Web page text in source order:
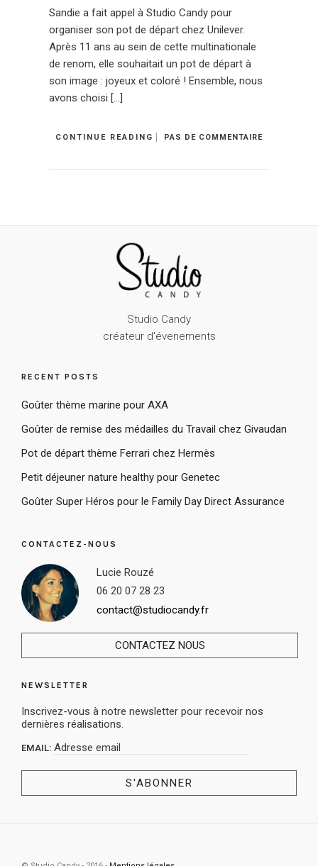
Sandie a fait appel à Studio Candy pour
organiser son pot de départ chez Unilever.
Après 11 ans au sein de cette multinationale
de renom, elle souhaitait un pot de départ à
son image : joyeux et coloré ! Ensemble, nous
avons choisi […]
CONTINUE READING PAS DE COMMENTAIRE
Studio Candy
créateur d'évenements
RECENT POSTS
Goûter thème marine pour AXA
Goûter de remise des médailles du Travail chez Givaudan
Pot de départ thème Ferrari chez Hermès
Petit déjeuner nature healthy pour Genetec
Goûter Super Héros pour le Family Day Direct Assurance
CONTACTEZ-NOUS
Lucie Rouzé
06 20 07 28 23
contact@studiocandy.fr
CONTACTEZ NOUS
NEWSLETTER
Inscrivez-vous à notre newsletter pour recevoir nos
dernières réalisations.
EMAIL: